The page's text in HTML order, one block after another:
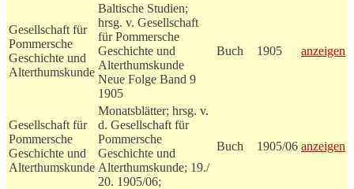
Gesellschaft für
Pommersche
Geschichte und
Alterthumskunde
Baltische Studien;
hrsg. v. Gesellschaft
für Pommersche
Geschichte und
Alterthumskunde
Neue Folge Band 9
1905
Buch 1905 anzeigen
Gesellschaft für
Pommersche
Geschichte und
Alterthumskunde
Monatsblätter; hrsg. v.
d. Gesellschaft für
Pommersche
Geschichte und
Alterthumskunde; 19./
20. 1905/06;
Buch 1905/06 anzeigen